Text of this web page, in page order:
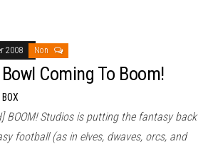
2008 Non
Coming To Boom!
BOOM! Studios is putting the fantasy back
football (as in elves, dwaves, orcs, and